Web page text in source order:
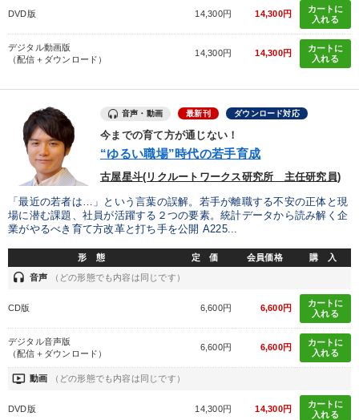
DVD版 14,300円 14,300円
カートに
入れる
デジタル動画版
（配信＋ダウンロード）
14,300円 14,300円
カートに
入れる
音声・動画 最新刊 ダウンロード対応
今までの育て方が通じない！
“ゆるい職場”時代の若手育成
古屋星斗(リクルートワークス研究所 主任研究員)
「最近の若者は…」という言葉の誤解。若手が離職する不安の正体と現
場に潜む課題、社員が活躍する２つの要素。統計データから読み解く企
業がやるべき育て方改革と打ち手を公開 A225...
形 態 定 価 会員価格 購 入
headset 音声 （どの形態でも内容は同じです）
CD版 6,600円 6,600円
カートに
入れる
デジタル音声版
（配信＋ダウンロード）
6,600円 6,600円
カートに
入れる
ondemand_video 動画 （どの形態でも内容は同じです）
DVD版 14,300円 14,300円
カートに
入れる